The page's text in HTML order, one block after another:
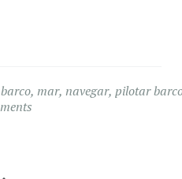
, mar, navegar, pilotar